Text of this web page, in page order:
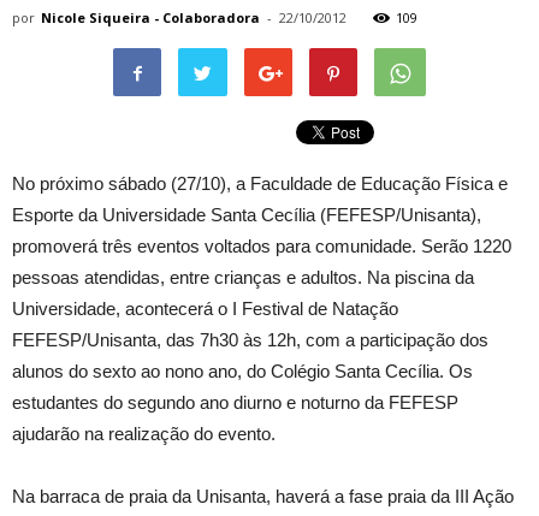
por Nicole Siqueira - Colaboradora - 22/10/2012 109
No próximo sábado (27/10), a Faculdade de Educação Física e
Esporte da Universidade Santa Cecília (FEFESP/Unisanta),
promoverá três eventos voltados para comunidade. Serão 1220
pessoas atendidas, entre crianças e adultos. Na piscina da
Universidade, acontecerá o I Festival de Natação
FEFESP/Unisanta, das 7h30 às 12h, com a participação dos
alunos do sexto ao nono ano, do Colégio Santa Cecília. Os
estudantes do segundo ano diurno e noturno da FEFESP
ajudarão na realização do evento.
Na barraca de praia da Unisanta, haverá a fase praia da III Ação